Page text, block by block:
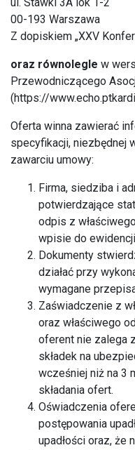
00-193 Warszawa
Z dopiskiem „XXV
oraz równolegle w
Przewodniczącego
(https://
Oferta winna zawierać
specyfikacji, niezbędnej
zawarciu umowy:
Firma, siedziba i
potwierdzające
odpis z
wpisie do
Dokumenty
działać przy
wymagane
Zaświadczenie z
oraz właściwego
oferent nie zalega
składek na
wcześniej niż na 3
składania ofert.
Oświadczenia
postępowania
upadłości oraz, że